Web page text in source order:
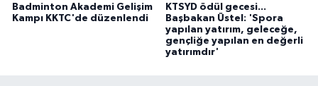
Badminton Akademi Gelişim
Kampı KKTC'de düzenlendi
KTSYD ödül gecesi...
Başbakan Üstel: 'Spora
yapılan yatırım, geleceğe,
gençliğe yapılan en değerli
yatırımdır'